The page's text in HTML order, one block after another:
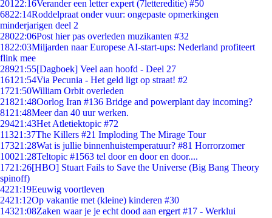
201 22:16Verander een letter expert (7lettereditie) #50
6822:14Roddelpraat onder vuur: ongepaste opmerkingen
minderjarigen deel 2
28022:06Post hier pas overleden muzikanten #32
1822:03Miljarden naar Europese AI-start-ups: Nederland profiteert
flink mee
28921:55[Dagboek] Veel aan hoofd - Deel 27
161 21:54Via Pecunia - Het geld ligt op straat! #2
1721:50William Orbit overleden
21821:48Oorlog Iran #136 Bridge and powerplant day incoming?
81 21:48Meer dan 40 uur werken.
29421:43Het Atletiektopic #72
11321:37The Killers #21 Imploding The Mirage Tour
17321:28Wat is jullie binnenhuistemperatuur? #81 Horrorzomer
10021:28Teltopic #1563 tel door en door en door....
1721:26[HBO] Stuart Fails to Save the Universe (Big Bang Theory
spinoff)
4221:19Eeuwig voortleven
2421:12Op vakantie met (kleine) kinderen #30
14321:08Zaken waar je je echt dood aan ergert #17 - Werklui